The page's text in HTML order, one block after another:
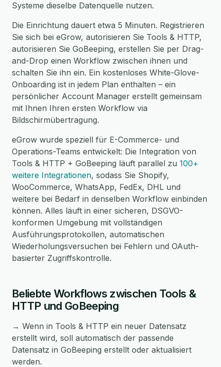
Systeme dieselbe Datenquelle nutzen.
Die Einrichtung dauert etwa 5 Minuten. Registrieren
Sie sich bei eGrow, autorisieren Sie Tools & HTTP,
autorisieren Sie GoBeeping, erstellen Sie per Drag-
and-Drop einen Workflow zwischen ihnen und
schalten Sie ihn ein. Ein kostenloses White-Glove-
Onboarding ist in jedem Plan enthalten – ein
persönlicher Account Manager erstellt gemeinsam
mit Ihnen Ihren ersten Workflow via
Bildschirmübertragung.
eGrow wurde speziell für E-Commerce- und
Operations-Teams entwickelt: Die Integration von
Tools & HTTP + GoBeeping läuft parallel zu 100+
weitere Integrationen, sodass Sie Shopify,
WooCommerce, WhatsApp, FedEx, DHL und
weitere bei Bedarf in denselben Workflow einbinden
können. Alles läuft in einer sicheren, DSGVO-
konformen Umgebung mit vollständigen
Ausführungsprotokollen, automatischen
Wiederholungsversuchen bei Fehlern und OAuth-
basierter Zugriffskontrolle.
Beliebte Workflows zwischen Tools &
HTTP und GoBeeping
→ Wenn in Tools & HTTP ein neuer Datensatz
erstellt wird, soll automatisch der passende
Datensatz in GoBeeping erstellt oder aktualisiert
werden.